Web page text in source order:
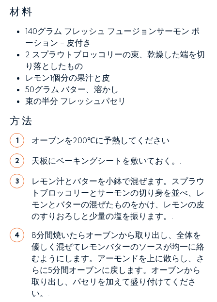
材料
140グラム フレッシュ フュージョンサーモン ポ
ーション - 皮付き
2 スプラウトブロッコリーの束、乾燥した端を切
り落としたもの
レモン1個分の果汁と皮
50グラム バター、溶かし
束の半分 フレッシュパセリ
方法
1 オーブンを200℃に予熱してください
2 天板にベーキングシートを敷いておく。.
3
レモン汁とバターを小鉢で混ぜます。スプラウ
トブロッコリーとサーモンの切り身を並べ、レ
モンとバターの混ぜたものをかけ、レモンの皮
のすりおろしと少量の塩を振ります。.
4
8分間焼いたらオーブンから取り出し、全体を
優しく混ぜてレモンバターのソースが均一に絡
むようにします。アーモンドを上に散らし、さ
らに5分間オーブンに戻します。オーブンから
取り出し、パセリを加えて盛り付けてくださ
い。.